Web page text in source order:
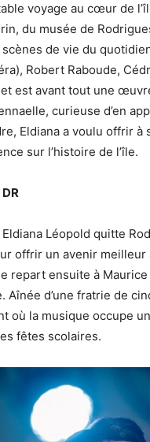
voyage au cœur de
du musée de
de vie du
Robert Raboude,
est avant tout une
curieuse d’en
Eldiana a voulu offrir
sur l’histoire de l’île.
Léopold quitte
offrir un avenir
repart ensuite à
Aînée d’une fratrie de
où la musique occupe
fêtes scolaires.